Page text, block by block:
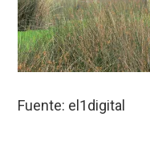
Fuente: el1digital